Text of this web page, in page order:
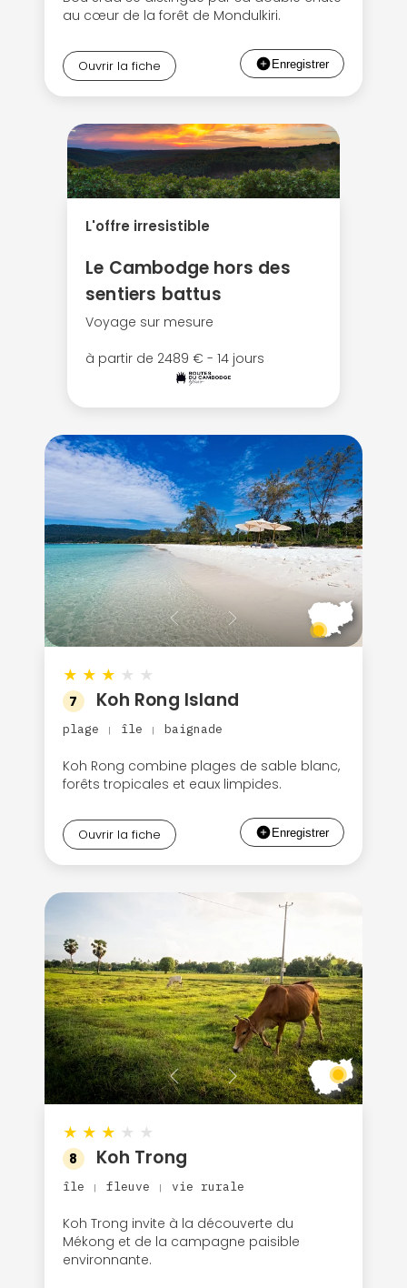
au cœur de la forêt de Mondulkiri.
Ouvrir la fiche
L'offre irresistible
Le Cambodge hors des
sentiers battus
Voyage sur mesure
à partir de 2489 € - 14 jours
★ ★ ★ ★ ★
7 Koh Rong Island
plage | île | baignade
Koh Rong combine plages de sable blanc,
forêts tropicales et eaux limpides.
Ouvrir la fiche
★ ★ ★ ★ ★
8 Koh Trong
île | fleuve | vie rurale
Koh Trong invite à la découverte du
Mékong et de la campagne paisible
environnante.
Continuer avec Apple
ou connectez-vous par mail
Politique de
confidentialité.